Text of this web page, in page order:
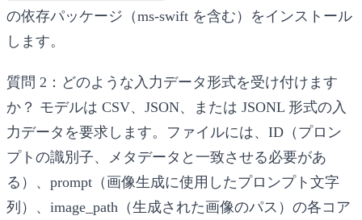
の依存パッケージ（ms-swift を含む）をインストール
します。
質問 2：どのような入力データ形式を受け付けます
か？ モデルは CSV、JSON、または JSONL 形式の入
力データを要求します。ファイルには、ID（プロン
プトの識別子、メタデータと一致させる必要があ
る）、prompt（画像生成に使用したプロンプト文字
列）、image_path（生成された画像のパス）の各コア